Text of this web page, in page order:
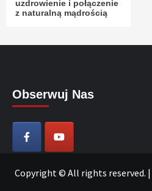
uzdrowienie i połączenie
z naturalną mądrością
Obserwuj Nas
Copyright © All rights reserved. |